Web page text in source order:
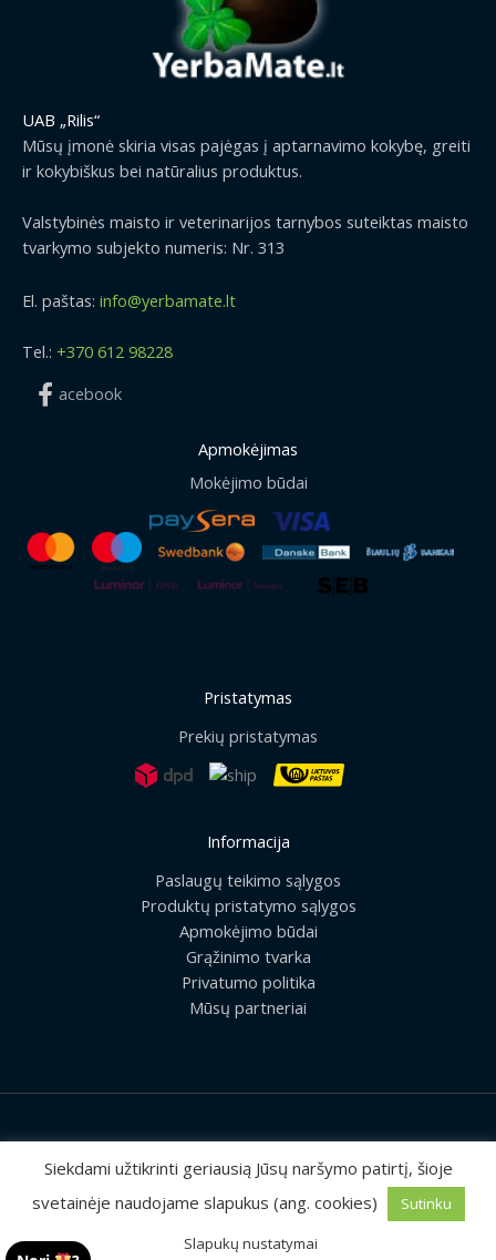
UAB „Rilis“
Mūsų įmonė skiria visas pajėgas į aptarnavimo kokybę, greiti
ir kokybiškus bei natūralius produktus.
Valstybinės maisto ir veterinarijos tarnybos suteiktas maisto
tvarkymo subjekto numeris: Nr. 313
El. paštas: info@yerbamate.lt
Tel.: +370 612 98228
acebook
Apmokėjimas
Mokėjimo būdai
Pristatymas
Prekių pristatymas
Informacija
Paslaugų teikimo sąlygos
Produktų pristatymo sąlygos
Apmokėjimo būdai
Grąžinimo tvarka
Privatumo politika
Mūsų partneriai
2026 © Visos teisės saugomos | UAB „Rilis“
Sprendimas:MEDIAERN
Siekdami užtikrinti geriausią Jūsų naršymo patirtį, šioje
svetainėje naudojame slapukus (ang. cookies)
Sutinku
Slapukų nustatymai